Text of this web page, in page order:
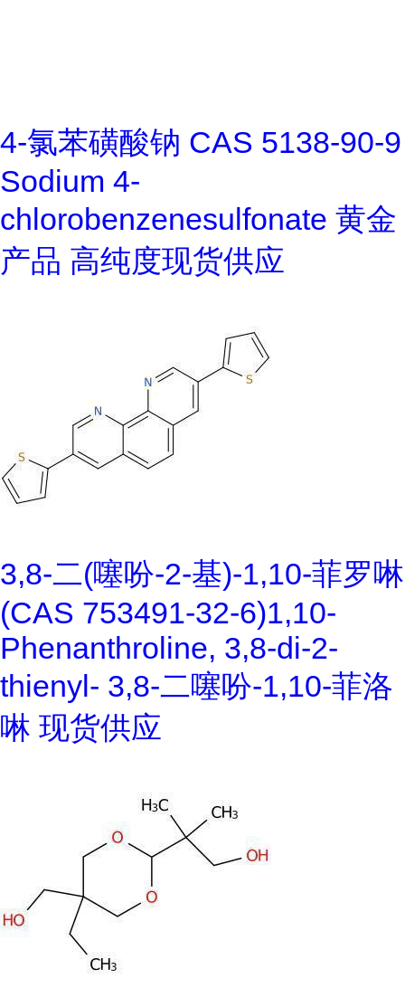
4-氯苯磺酸钠 CAS 5138-90-9
Sodium 4-
chlorobenzenesulfonate 黄金
产品 高纯度现货供应
3,8-二(噻吩-2-基)-1,10-菲罗啉
(CAS 753491-32-6)1,10-
Phenanthroline, 3,8-di-2-
thienyl- 3,8-二噻吩-1,10-菲洛
啉 现货供应